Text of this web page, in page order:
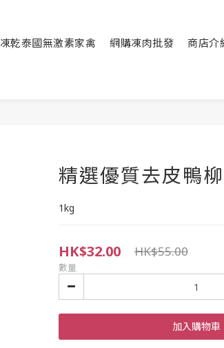
凍乾泰國無激素家禽 網購凍肉批發 商店介
精選優質去皮鴨柳
1kg
HK$32.00 HK$55.00
數量
加入購物車